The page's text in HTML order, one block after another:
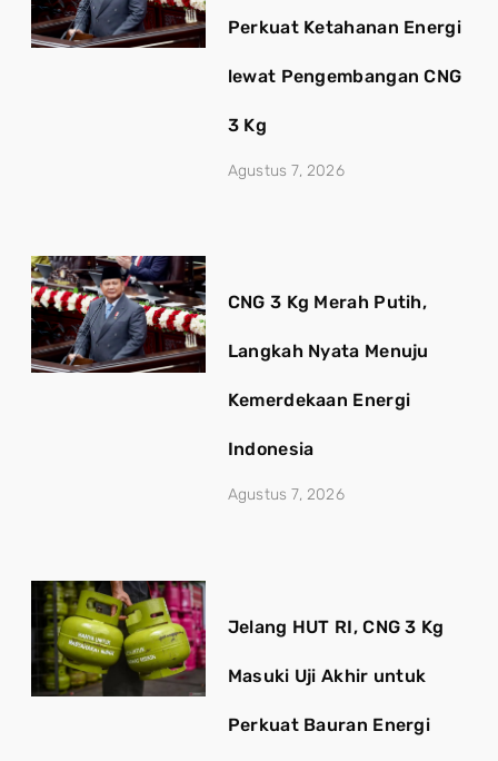
Perkuat Ketahanan Energi
lewat Pengembangan CNG
3 Kg
Agustus 7, 2026
CNG 3 Kg Merah Putih,
Langkah Nyata Menuju
Kemerdekaan Energi
Indonesia
Agustus 7, 2026
Jelang HUT RI, CNG 3 Kg
Masuki Uji Akhir untuk
Perkuat Bauran Energi